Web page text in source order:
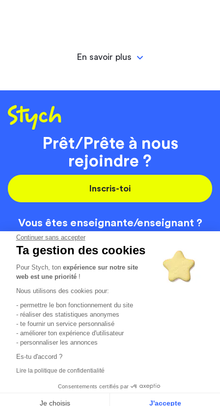
Continuer sans accepter
Ta gestion des cookies
Pour Stych, tonexpérience sur notre site
web est une priorité !
Nous utilisons des cookies pour:
- permettre le bon fonctionnement du site
- réaliser des statistiques anonymes
- te fournir un service personnalisé
- améliorer ton expérience d'utilisateur
- personnaliser les annonces
Es-tu d'accord ?
Lire la politique de confidentialité
Consentements certifiés par
Je choisis J'accepte
En savoir plus
Prêt/Prête à nous
rejoindre ?
Inscris-toi
Vous êtes enseignante/enseignant ?
On recrute
Code de la route
Localisation
Contact
Tous les avis clients4.6/5 (51148 avis publiés)
Comment sont calculés nos taux de réussite ?
passé leur examen une ou deux fois au cours des 12 derniers